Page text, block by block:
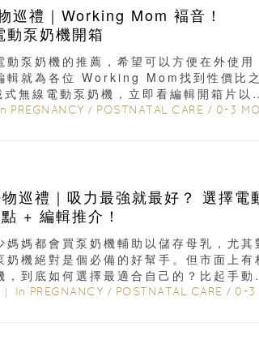
巡禮｜Working Mom 褔音！
泵奶機開箱
泵奶機的推薦，希望可以方便在外使用
輯就為各位 Working Mom找到性價比之
無線電動泵奶機，立即看編輯開箱片以
PREGNANCY / POSTNATAL CARE / 0-3 MONTHS
巡禮｜吸力最強就最好？ 選擇電
+ 編輯推介！
媽媽都會買泵奶機輔助以儲存母乳，尤其
奶機絕對是個必備的好幫手。但市面上有
，到底如何選擇最適合自己的？比起手動
電動泵奶機...
In PREGNANCY / POSTNATAL CARE / 0-3 MONTHS